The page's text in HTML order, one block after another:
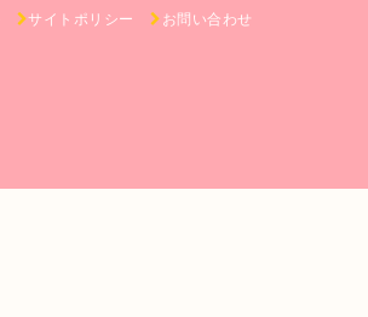
サイトポリシー お問い合わせ